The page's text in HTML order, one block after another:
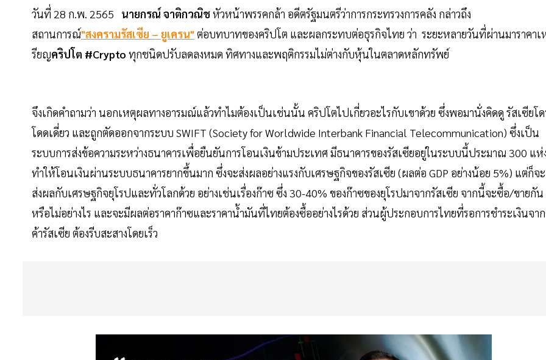
วันที่ 28 ก.พ. 2565 นายกรณ์ จาติกวณิชหัวหน้าพรรคกล้า อดีตรัฐมนตรีว่าการกระทรวงการคลัง กล่าวถึง
สถานการณ์"สงครามรัสเซีย – ยูเครน" ต่อบทบาทของคริปโต และผลกระทบต่อธุรกิจไทย ว่า ระยะหลายวันที่ผ่านมาราคาเ
รียญคริปโต #Crypto ทุกชนิดปรับลดลงหมด ทิศทางและพฤติกรรมไม่ต่างกับหุ้นในตลาดหลักทรัพย์
จึงเกิดคำถามว่า นอกเหตุผลทางอารมณ์แล้วทำไมต้องเป็นเช่นนั้น คริปโตไปเกี่ยวอะไรกับเขาด้วย ซึ่งพอมานั่งคิดดู รัสเซียโ
โดดเดี่ยว และถูกตัดออกจากระบบ SWIFT (Society for Worldwide Interbank Financial Telecommunication) ซึ่งเป็น
ระบบการส่งข้อความระหว่างธนาคารเพื่อยืนยันการโอนเงินข้ามประเทศ มีธนาคารของรัสเซียอยู่ในระบบนี้ประมาณ 300 แห่
ทำให้โอนเงินผ่านระบบธนาคารยากขึ้นมาก ซึ่งจะส่งผลอย่างแรงกับเศรษฐกิจของรัสเซีย (ผลต่อ GDP อย่างน้อย 5%) แต่ก็จะ
ส่งผลกับเศรษฐกิจยุโรปและทั่วโลกด้วย อย่างเช่นเรื่องก๊าซ ซึ่ง 30-40% ของก๊าซของยุโรปมาจากรัสเซีย จากนี้จะซื้อ/ขายกัน
หรือไม่อย่างไร และจะมีผลต่อราคาก๊าซและราคานํ้ามันที่ไทยต้องซื้ออย่างไรด้วย ส่วนผู้ประกอบการไทยที่รอการชำระเงินจา
ค้ารัสเซีย ต้องรีบสะสางโดยเร็ว